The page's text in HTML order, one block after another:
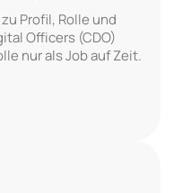
Profil, Rolle und
Officers (CDO)
nur als Job auf Zeit.